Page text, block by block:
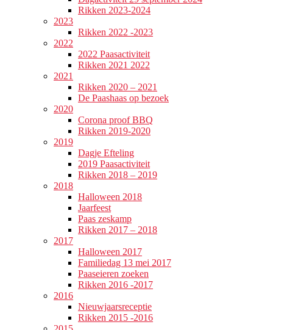
Rikken 2023-2024
2023
Rikken 2022 -2023
2022
2022 Paasactiviteit
Rikken 2021 2022
2021
Rikken 2020 – 2021
De Paashaas op bezoek
2020
Corona proof BBQ
Rikken 2019-2020
2019
Dagje Efteling
2019 Paasactiviteit
Rikken 2018 – 2019
2018
Halloween 2018
Jaarfeest
Paas zeskamp
Rikken 2017 – 2018
2017
Halloween 2017
Familiedag 13 mei 2017
Paaseieren zoeken
Rikken 2016 -2017
2016
Nieuwjaarsreceptie
Rikken 2015 -2016